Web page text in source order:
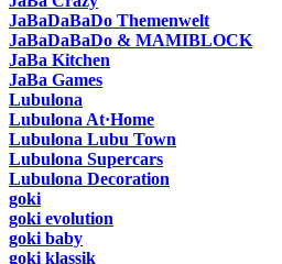
JaBaDaBaDo Themenwelt
JaBaDaBaDo & MAMIBLOCK
JaBa Kitchen
JaBa Games
Lubulona
Lubulona At·Home
Lubulona Lubu Town
Lubulona Supercars
Lubulona Decoration
goki
goki evolution
goki baby
goki klassik